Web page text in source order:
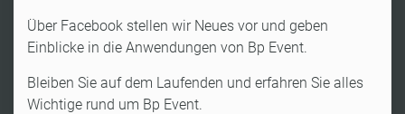
Über Facebook stellen wir Neues vor und geben
Einblicke in die Anwendungen von Bp Event.
Bleiben Sie auf dem Laufenden und erfahren Sie alles
Wichtige rund um Bp Event.